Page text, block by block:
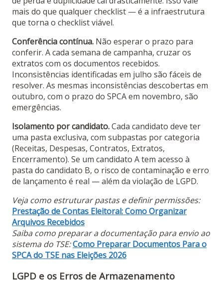
mais do que qualquer checklist — é a infraestrutura
que torna o checklist viável.
Conferência contínua. Não esperar o prazo para
conferir. A cada semana de campanha, cruzar os
extratos com os documentos recebidos.
Inconsistências identificadas em julho são fáceis de
resolver. As mesmas inconsistências descobertas em
outubro, com o prazo do SPCA em novembro, são
emergências.
Isolamento por candidato.Cada candidato deve ter
uma pasta exclusiva, com subpastas por categoria
(Receitas, Despesas, Contratos, Extratos,
Encerramento). Se um candidato A tem acesso à
pasta do candidato B, o risco de contaminação e erro
de lançamento é real — além da violação de LGPD.
Veja como estruturar pastas e definir permissões:
Prestação de Contas Eleitoral: Como Organizar
Arquivos Recebidos
Saiba como preparar a documentação para envio ao
sistema do TSE:Como Preparar Documentos Para o
SPCA do TSE nas Eleições 2026
LGPD e os Erros de Armazenamento